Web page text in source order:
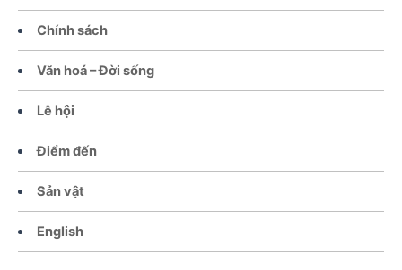
Chính sách
Văn hoá – Đời sống
Lễ hội
Điểm đến
Sản vật
English